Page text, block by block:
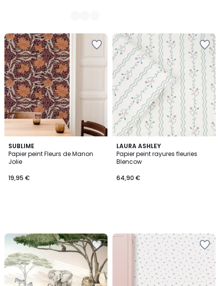
SUBLIME
Papier peint Fleurs de Manon
Jolie
19,95 €
LAURA ASHLEY
Papier peint rayures fleuries
Blencow
64,90 €